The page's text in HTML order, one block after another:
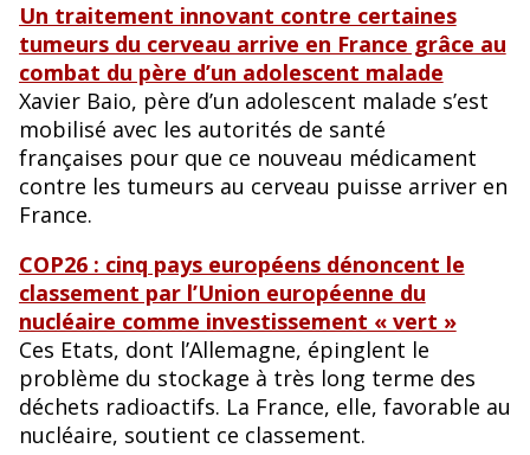
Un traitement innovant contre certaines
tumeurs du cerveau arrive en France grâce au
combat du père d’un adolescent malade
Xavier Baio, père d’un adolescent malade s’est
mobilisé avec les autorités de santé
françaises pour que ce nouveau médicament
contre les tumeurs au cerveau puisse arriver en
France.
COP26 : cinq pays européens dénoncent le
classement par l’Union européenne du
nucléaire comme investissement « vert »
Ces Etats, dont l’Allemagne, épinglent le
problème du stockage à très long terme des
déchets radioactifs. La France, elle, favorable au
nucléaire, soutient ce classement.